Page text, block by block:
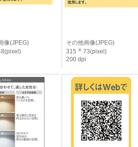
像(JPEG)
その他画像(JPEG)
315
73(pixel)
200 dpi